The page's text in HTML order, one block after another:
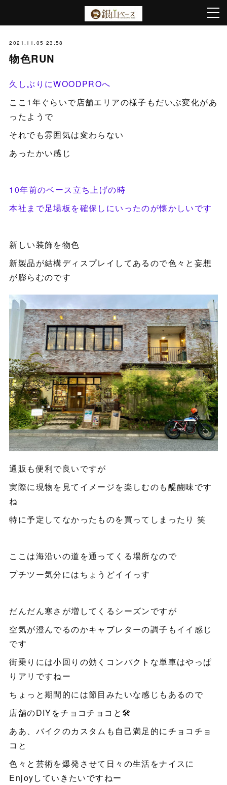
2021.11.05 23:58
物色RUN
久しぶりにWOODPROへ
ここ1年ぐらいで店舗エリアの様子もだいぶ変化があ
ったようで
それでも雰囲気は変わらない
あったかい感じ
10年前のベース立ち上げの時
本社まで足場板を確保しにいったのが懐かしいです
新しい装飾を物色
新製品が結構ディスプレイしてあるので色々と妄想
が膨らむのです
通販も便利で良いですが
実際に現物を見てイメージを楽しむのも醍醐味です
ね
特に予定してなかったものを買ってしまったり 笑
ここは海沿いの道を通ってくる場所なので
プチツー気分にはちょうどイイっす
だんだん寒さが増してくるシーズンですが
空気が澄んでるのかキャブレターの調子もイイ感じ
です
街乗りには小回りの効くコンパクトな単車はやっぱ
りアリですねー
ちょっと期間的には節目みたいな感じもあるので
店舗のDIYをチョコチョコと🛠
ああ、バイクのカスタムも自己満足的にチョコチョ
コと
色々と芸術を爆発させて日々の生活をナイスに
Enjoyしていきたいですねー